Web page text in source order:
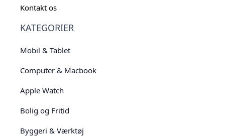
Kontakt os
KATEGORIER
Mobil & Tablet
Computer & Macbook
Apple Watch
Bolig og Fritid
Byggeri & Værktøj